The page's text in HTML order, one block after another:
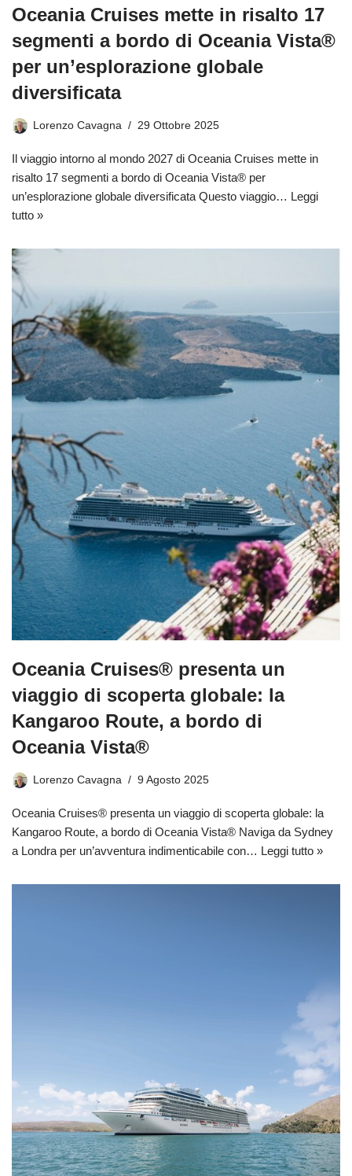
Oceania Cruises mette in risalto 17
segmenti a bordo di Oceania Vista®
per un’esplorazione globale
diversificata
Lorenzo Cavagna 29 Ottobre 2025
Il viaggio intorno al mondo 2027 di Oceania Cruises mette in
risalto 17 segmenti a bordo di Oceania Vista® per
un’esplorazione globale diversificata Questo viaggio… Leggi
tutto »
Oceania Cruises® presenta un
viaggio di scoperta globale: la
Kangaroo Route, a bordo di
Oceania Vista®
Lorenzo Cavagna 9 Agosto 2025
Oceania Cruises® presenta un viaggio di scoperta globale: la
Kangaroo Route, a bordo di Oceania Vista® Naviga da Sydney
a Londra per un’avventura indimenticabile con… Leggi tutto »